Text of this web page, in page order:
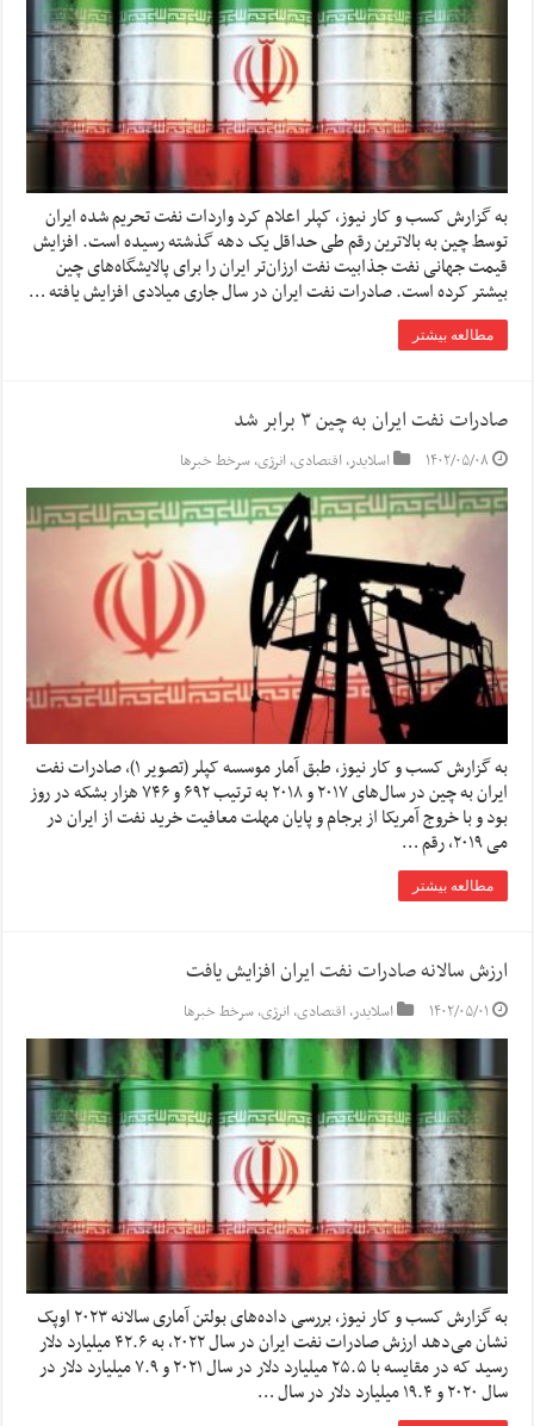
به گزارش کسب و کار نیوز، کپلر اعلام کرد واردات نفت تحریم شده ایران
توسط چین به بالاترین رقم طی حداقل یک دهه گذشته رسیده است. افزایش
قیمت جهانی نفت جذابیت نفت ارزان‌تر ایران را برای پالایشگاه‌های چین
بیشتر کرده است. صادرات نفت ایران در سال جاری میلادی افزایش یافته …
مطالعه بیشتر
صادرات نفت ایران به چین ۳ برابر شد
۱۴۰۲/۰۵/۰۸ اسلایدر,اقتصادی,انرژی,سرخط خبرها
به گزارش کسب و کار نیوز، طبق آمار موسسه کپلر (تصویر ۱)، صادرات نفت
ایران به چین در سال‌های ۲۰۱۷ و ۲۰۱۸ به ترتیب ۶۹۲ و ۷۴۶ هزار بشکه در روز
بود و با خروج آمریکا از برجام و پایان مهلت معافیت خرید نفت از ایران در
می ۲۰۱۹، رقم …
مطالعه بیشتر
ارزش سالانه صادرات نفت ایران افزایش یافت
۱۴۰۲/۰۵/۰۱ اسلایدر,اقتصادی,انرژی,سرخط خبرها
به گزارش کسب و کار نیوز، بررسی داده‌های بولتن آماری سالانه ۲۰۲۳ اوپک
نشان می‌دهد ارزش صادرات نفت ایران در سال ۲۰۲۲، به ۴۲.۶ میلیارد دلار
رسید که در مقایسه با ۲۵.۵ میلیارد دلار در سال ۲۰۲۱ و ۷.۹ میلیارد دلار در
سال ۲۰۲۰ و ۱۹.۴ میلیارد دلار در سال …